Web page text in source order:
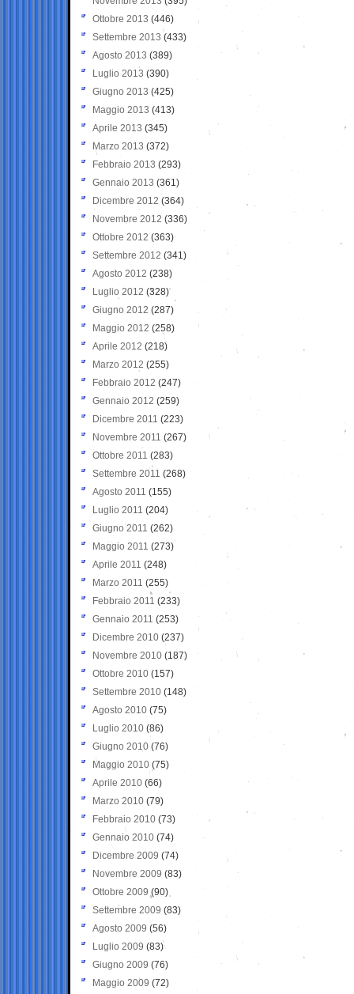
Ottobre 2013 (446)
Settembre 2013 (433)
Agosto 2013 (389)
Luglio 2013 (390)
Giugno 2013 (425)
Maggio 2013 (413)
Aprile 2013 (345)
Marzo 2013 (372)
Febbraio 2013 (293)
Gennaio 2013 (361)
Dicembre 2012 (364)
Novembre 2012 (336)
Ottobre 2012 (363)
Settembre 2012 (341)
Agosto 2012 (238)
Luglio 2012 (328)
Giugno 2012 (287)
Maggio 2012 (258)
Aprile 2012 (218)
Marzo 2012 (255)
Febbraio 2012 (247)
Gennaio 2012 (259)
Dicembre 2011 (223)
Novembre 2011 (267)
Ottobre 2011 (283)
Settembre 2011 (268)
Agosto 2011 (155)
Luglio 2011 (204)
Giugno 2011 (262)
Maggio 2011 (273)
Aprile 2011 (248)
Marzo 2011 (255)
Febbraio 2011 (233)
Gennaio 2011 (253)
Dicembre 2010 (237)
Novembre 2010 (187)
Ottobre 2010 (157)
Settembre 2010 (148)
Agosto 2010 (75)
Luglio 2010 (86)
Giugno 2010 (76)
Maggio 2010 (75)
Aprile 2010 (66)
Marzo 2010 (79)
Febbraio 2010 (73)
Gennaio 2010 (74)
Dicembre 2009 (74)
Novembre 2009 (83)
Ottobre 2009 (90)
Settembre 2009 (83)
Agosto 2009 (56)
Luglio 2009 (83)
Giugno 2009 (76)
Maggio 2009 (72)